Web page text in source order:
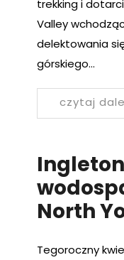
trekking i
Valley
delektowania
górskiego…
czytaj
North
Tegoroczny